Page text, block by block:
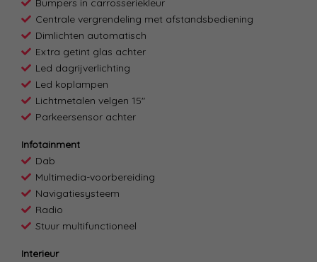
Bumpers in carrosseriekleur
Centrale vergrendeling met afstandsbediening
Dimlichten automatisch
Extra getint glas achter
Led dagrijverlichting
Led koplampen
Lichtmetalen velgen 15"
Parkeersensor achter
Infotainment
Dab
Multimedia-voorbereiding
Navigatiesysteem
Radio
Stuur multifunctioneel
Interieur